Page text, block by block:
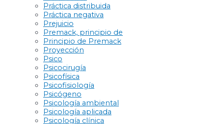
Práctica distribuida
Práctica negativa
Prejuicio
Premack, principio de
Principio de Premack
Proyección
Psico
Psicocirugía
Psicofísica
Psicofisiología
Psicógeno
Psicología ambiental
Psicología aplicada
Psicología clínica